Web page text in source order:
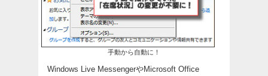
手動から自動に！
Windows Live MessengerやMicrosoft Office